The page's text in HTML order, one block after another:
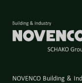
NOVENCO Building &